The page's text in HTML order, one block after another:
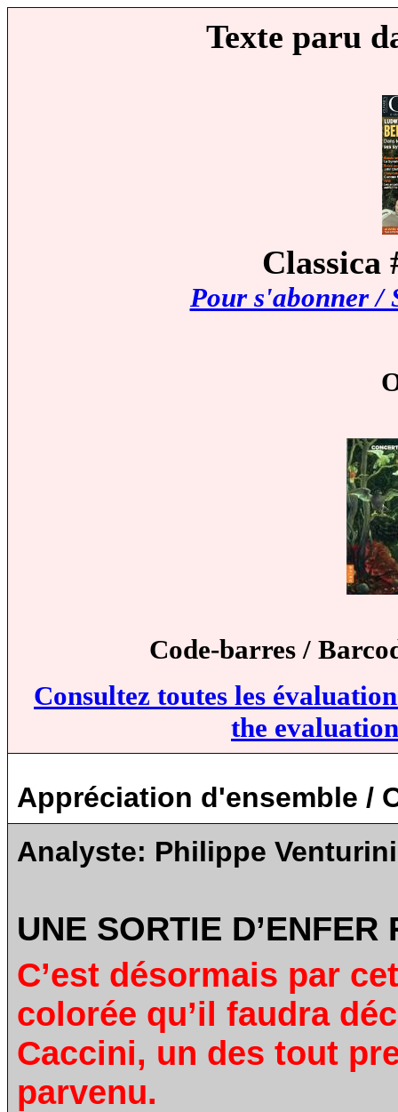
Texte paru
Classica
Pour s'abonner /
Code-barres /
Consultez toutes les
the
Appréciation d'ensemble /
Analyste: Philippe Venturini
UNE SORTIE D’ENFER
C’est désormais par
colorée qu’il faudra
Caccini, un des tout
parvenu.